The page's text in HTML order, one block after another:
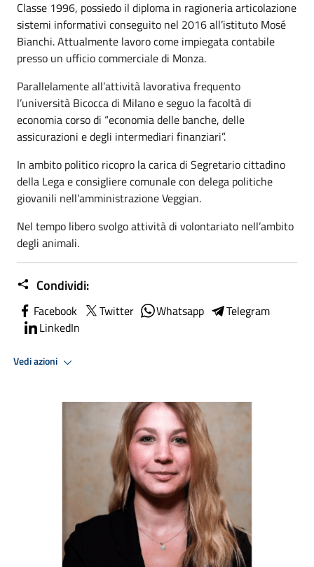
Classe 1996, possiedo il diploma in ragioneria articolazione
sistemi informativi conseguito nel 2016 all’istituto Mosé
Bianchi. Attualmente lavoro come impiegata contabile
presso un ufficio commerciale di Monza.
Parallelamente all’attività lavorativa frequento
l’università Bicocca di Milano e seguo la facoltà di
economia corso di “economia delle banche, delle
assicurazioni e degli intermediari finanziari”.
In ambito politico ricopro la carica di Segretario cittadino
della Lega e consigliere comunale con delega politiche
giovanili nell’amministrazione Veggian.
Nel tempo libero svolgo attività di volontariato nell’ambito
degli animali.
Condividi:
Facebook Twitter Whatsapp
Telegram
LinkedIn
Vedi azioni